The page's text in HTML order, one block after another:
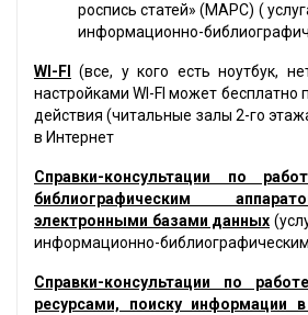
роспись статей» (МАРС) (
информационно-
WI-FI
(все, у кого есть ноутбук,
настройками WI-FI может бесплатно
действия (читальные залы 2-го
в Интернет
Справки-консультации по
библиографическим
электронными базами данных
информационно-
Справки-консультации по
ресурсами, поиску информации